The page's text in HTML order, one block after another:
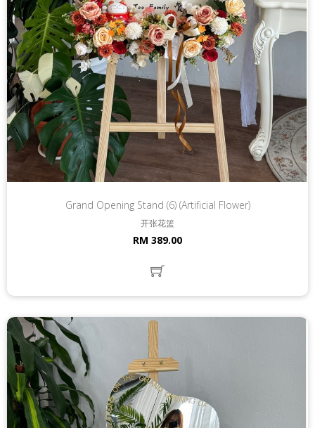
Grand Opening Stand (6) (Artificial Flower)
开张花篮
RM 389.00